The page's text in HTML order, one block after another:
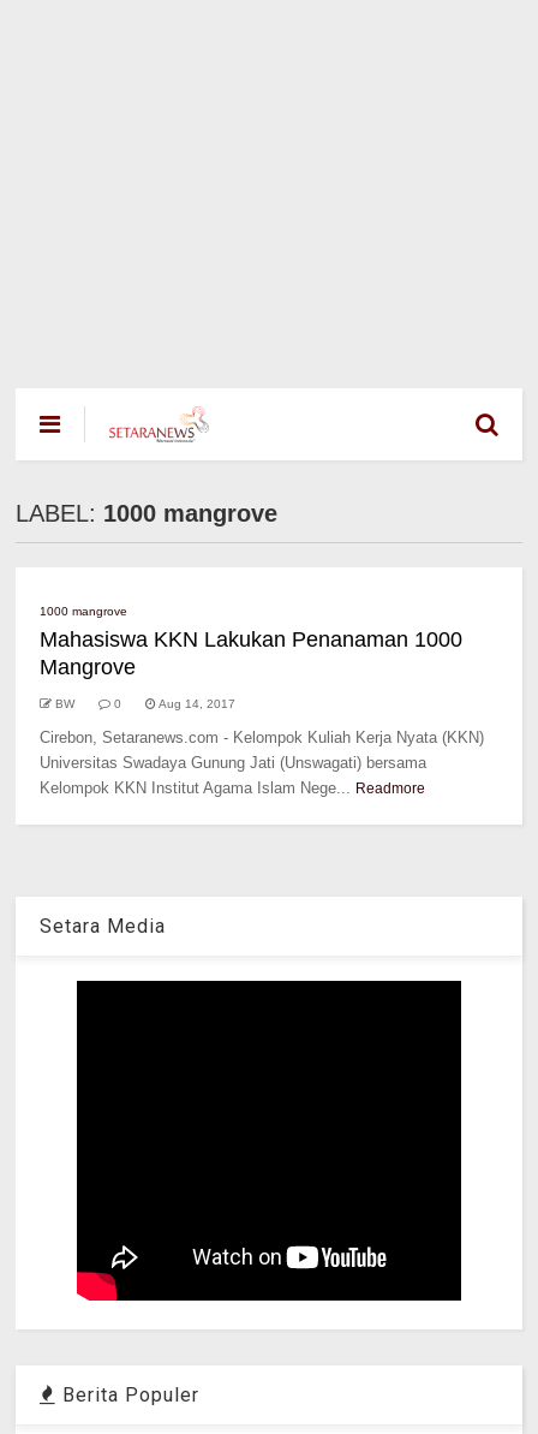
LABEL: 1000 mangrove
1000 mangrove
Mahasiswa KKN Lakukan Penanaman 1000
Mangrove
BW 0 Aug 14, 2017
Cirebon, Setaranews.com - Kelompok Kuliah Kerja Nyata (KKN)
Universitas Swadaya Gunung Jati (Unswagati) bersama
Kelompok KKN Institut Agama Islam Nege... Readmore
Setara Media
Berita Populer